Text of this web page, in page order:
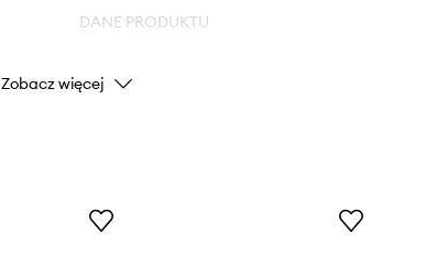
DANE PRODUKTU
Kod producenta
Kolor srebrny
Zobacz więcej